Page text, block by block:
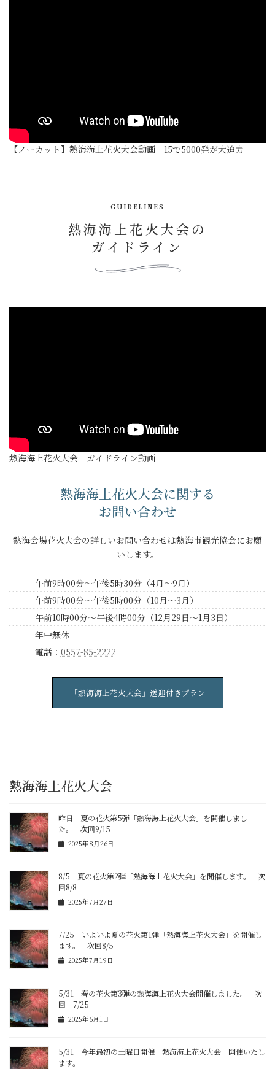
【ノーカット】熱海海上花火大会動画 15で5000発が大迫力
熱海海上花火大会の
ガイドライン
GUIDELINES
熱海海上花火大会 ガイドライン動画
熱海海上花火大会に関する
お問い合わせ
熱海会場花火大会の詳しいお問い合わせは熱海市観光協会にお願
いします。
午前9時00分～午後5時30分（4月～9月）
午前9時00分～午後5時00分（10月～3月）
午前10時00分～午後4時00分（12月29日～1月3日）
年中無休
電話： 0557-85-2222
「熱海海上花火大会」送迎付きプラン
熱海海上花火大会
昨日 夏の花火第5弾「熱海海上花火大会」を開催しまし
た。 次回9/15
2025年8月26日
8/5 夏の花火第2弾「熱海海上花火大会」を開催します。 次
回8/8
2025年7月27日
7/25 いよいよ夏の花火第1弾「熱海海上花火大会」を開催し
ます。 次回8/5
2025年7月19日
5/31 春の花火第3弾の熱海海上花火大会開催しました。 次
回 7/25
2025年6月1日
5/31 今年最初の土曜日開催「熱海海上花火大会」開催いたし
ます。